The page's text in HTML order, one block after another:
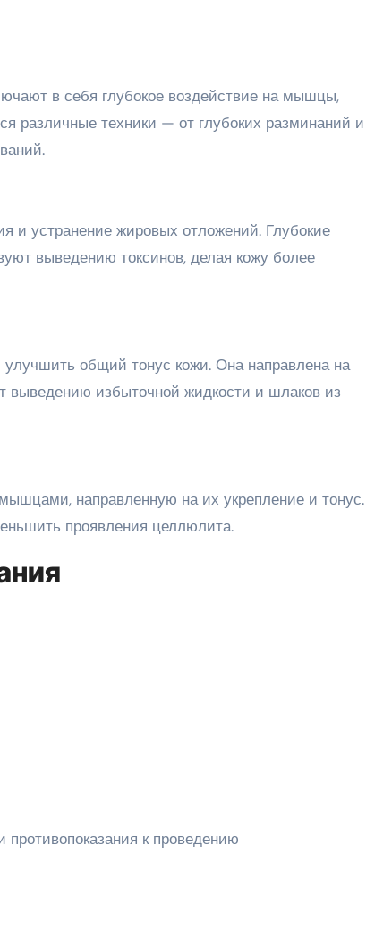
в себя глубокое воздействие на мышцы,
различные техники — от глубоких разминаний и
и устранение жировых отложений. Глубокие
выведению токсинов, делая кожу более
общий тонус кожи. Она направлена на
выведению избыточной жидкости и шлаков из
направленную на их укрепление и тонус.
проявления целлюлита.
к проведению